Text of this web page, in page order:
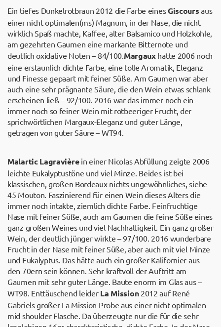
Ein tiefes Dunkelrotbraun 2012 die Farbe einesGiscours aus
einer nicht optimalen(ms) Magnum, in der Nase, die nicht
wirklich Spaß machte, Kaffee, alter Balsamico und Holzkohle,
am gezehrten Gaumen eine markante Bitternote und
deutlich oxidative Noten – 84/100.Margauxhatte 2006 noch
eine erstaunlich dichte Farbe, eine tolle Aromatik, Eleganz
und Finesse gepaart mit feiner Süße. Am Gaumen war aber
auch eine sehr prägnante Säure, die den Wein etwas schlank
erscheinen ließ – 92/100. 2016 war das immer noch ein
immer noch so feiner Wein mit rotbeeriger Frucht, der
sprichwörtlichen Margaux-Eleganz und guter Länge,
getragen von guter Säure – WT94.
Malartic Lagravièrein einer Nicolas Abfüllung zeigte 2006
leichte Eukalyptustöne und viel Minze. Beides ist bei
klassischen, großen Bordeaux nichts ungewöhnliches, siehe
45 Mouton. Faszinierend für einen Wein dieses Alters die
immer noch intakte, ziemlich dichte Farbe. Feinfruchtige
Nase mit feiner Süße, auch am Gaumen die feine Süße eines
ganz großen Weines und viel Nachhaltigkeit. Ein ganz großer
Wein, der deutlich jünger wirkte – 97/100. 2016 wunderbare
Frucht in der Nase mit feiner Süße, aber auch mit viel Minze
und Eukalyptus. Das hätte auch ein großer Kalifornier aus
den 70ern sein können. Sehr kraftvoll der Auftritt am
Gaumen mit sehr guter Länge. Baute enorm im Glas aus –
WT98. Enttäuschend leider La Mission2012 auf René
Gabriels großer La Mission Probe aus einer nicht optimalen
mid shoulder Flasche. Da überzeugte nur die für die sehr